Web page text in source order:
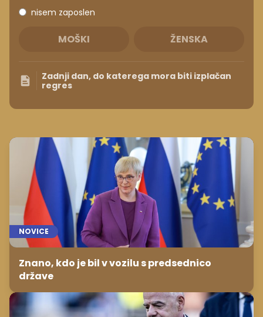
nisem zaposlen
MOŠKI ŽENSKA
Zadnji dan, do katerega mora biti izplačan
regres
NOVICE
Znano, kdo je bil v vozilu s predsednico
države